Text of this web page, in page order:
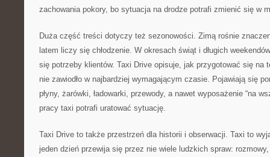
zachowania pokory, bo sytuacja na drodze potrafi zmienić się w
Duża część treści dotyczy też sezonowości. Zimą rośnie
latem liczy się chłodzenie. W okresach świąt i długich
się potrzeby klientów. Taxi Drive opisuje, jak przygotować się na
nie zawiodło w najbardziej wymagającym czasie. Pojawiają się
płyny, żarówki, ładowarki, przewody, a nawet wyposażenie “na
pracy taxi potrafi uratować sytuację.
Taxi Drive to także przestrzeń dla historii i obserwacji. Taxi to
jeden dzień przewija się przez nie wiele ludzkich spraw: